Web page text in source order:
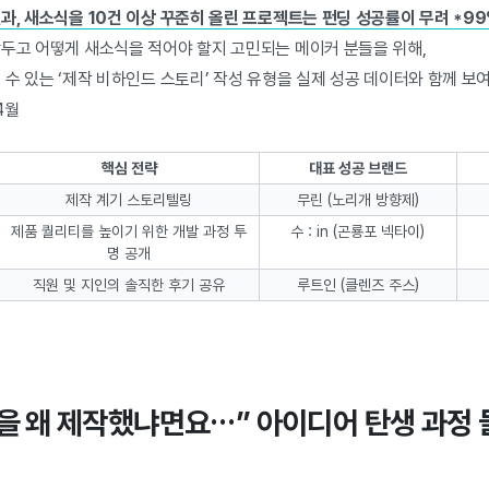
, 새소식을 10건 이상 꾸준히 올린 프로젝트는 펀딩 성공률이 무려
고 어떻게 새소식을 적어야 할지 고민되는 메이커 분들을 위해,
있는 ‘제작 비하인드 스토리’ 작성 유형을 실제 성공 데이터와 함께 보
핵심 전략
대표 성공 브랜드
제작 계기 스토리텔링
무린 (노리개 방향제)
제품 퀄리티를 높이기 위한 개발 과정 투
명 공개
수 : in (곤룡포 넥타이)
직원 및 지인의 솔직한 후기 공유 루트인 (클렌즈 주스)
왜 제작했냐면요…” 아이디어 탄생 과정